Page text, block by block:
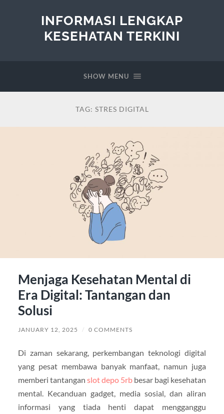
INFORMASI LENGKAP
KESEHATAN TERKINI
SHOW MENU
TAG: STRES DIGITAL
Menjaga Kesehatan Mental di
Era Digital: Tantangan dan
Solusi
JANUARY 12, 2025 / 0 COMMENTS
Di zaman sekarang, perkembangan teknologi digital
yang pesat membawa banyak manfaat, namun juga
memberi tantangan slot depo 5rb besar bagi kesehatan
mental. Kecanduan gadget, media sosial, dan aliran
informasi yang tiada henti dapat mengganggu